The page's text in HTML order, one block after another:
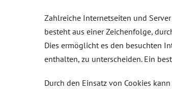
Zahlreiche Internetseiten und
besteht aus einer Zeichenfolge,
Dies ermöglicht es den besuchten
enthalten, zu unterscheiden. Ein
Durch den Einsatz von Cookies